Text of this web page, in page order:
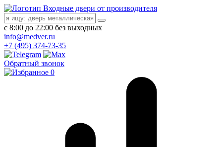
Входные двери от производителя
с 8:00 до 22:00 без выходных
info@medver.ru
+7 (495) 374-73-35
Обратный звонок
0